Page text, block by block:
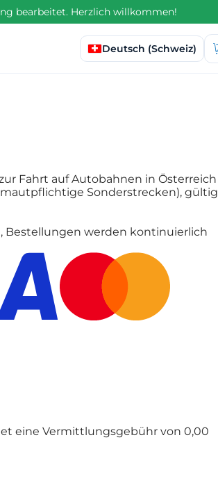
bearbeitet. Herzlich willkommen!
Sprache auswählen
Deutsch (Schweiz)
Fahrt auf Autobahnen in Österreich
Sonderstrecken), gültig
Bestellungen werden kontinuierlich
eine Vermittlungsgebühr von 0,00